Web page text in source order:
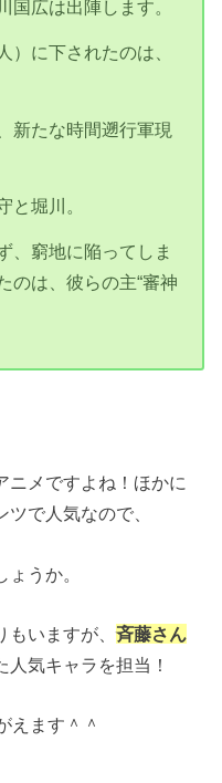
国広は出陣します。
）に下されたのは、
新たな時間遡行軍現
と堀川。
、窮地に陥ってしま
のは、彼らの主“審神
ニメですよね！ほかに
で人気なので、
うか。
もいますが、斉藤さん
人気キャラを担当！
えます＾＾